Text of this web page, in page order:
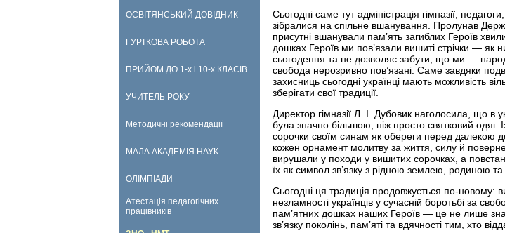
ОСВІТЯНСЬКИЙ ДОВІДНИК
ГУРТКОВА РОБОТА
ПРИЙОМ ДО 1-х і 10-х КЛАСІВ
УЧИТЕЛЬ РОКУ
Методичні рекомендації
МАЛА АКАДЕМІЯ НАУК
ОЛІМПІАДИ
Атестація педагогічних
працівників
Сьогодні саме тут адміністрація гімназії,
зібралися на спільне вшанування. Пролунав
присутні вшанували пам’ять загиблих Героїв
дошках Героїв ми пов’язали вишиті стрічки — як
сьогодення та не дозволяє забути, що ми —
свобода нерозривно пов’язані. Саме завдяки
захисниць сьогодні українці мають можливість
зберігати свої традиції.
Директор гімназії Л. І. Дубовик наголосила, що в
була значно більшою, ніж просто святковий одяг.
сорочки своїм синам як обереги перед далекою
кожен орнамент молитву за життя, силу й
вирушали у походи у вишитих сорочках, а
їх як символ зв’язку з рідною землею, родиною
Сьогодні ця традиція продовжується по-новому:
незламності українців у сучасній боротьбі за
пам’ятних дошках наших Героїв — це не лише
зв’язку поколінь, пам’яті та вдячності тим, хто